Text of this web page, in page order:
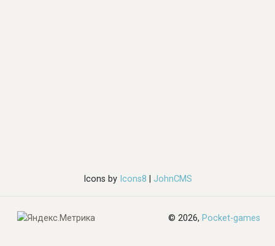
Icons byIcons8 JohnCMS
© 2026, Pocket-games